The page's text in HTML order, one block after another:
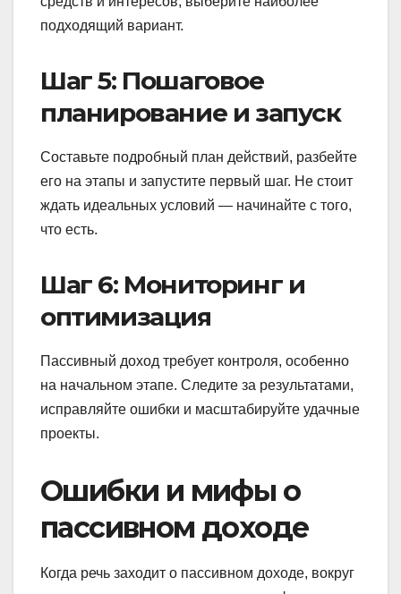
подходящий вариант.
Шаг 5: Пошаговое
планирование и запуск
Составьте подробный план действий, разбейте
его на этапы и запустите первый шаг. Не стоит
ждать идеальных условий — начинайте с того,
что есть.
Шаг 6: Мониторинг и
оптимизация
Пассивный доход требует контроля, особенно
на начальном этапе. Следите за результатами,
исправляйте ошибки и масштабируйте удачные
проекты.
Ошибки и мифы о
пассивном доходе
Когда речь заходит о пассивном доходе, вокруг